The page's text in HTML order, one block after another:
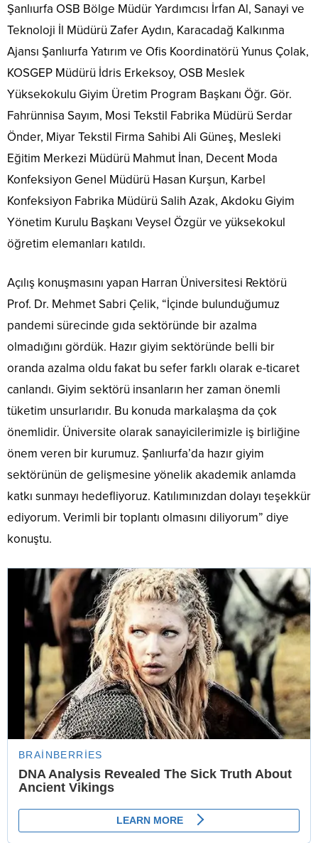
Şanlıurfa OSB Bölge Müdür Yardımcısı İrfan Al, Sanayi ve
Teknoloji İl Müdürü Zafer Aydın, Karacadağ Kalkınma
Ajansı Şanlıurfa Yatırım ve Ofis Koordinatörü Yunus Çolak,
KOSGEP Müdürü İdris Erkeksoy, OSB Meslek
Yüksekokulu Giyim Üretim Program Başkanı Öğr. Gör.
Fahrünnisa Sayım, Mosi Tekstil Fabrika Müdürü Serdar
Önder, Miyar Tekstil Firma Sahibi Ali Güneş, Mesleki
Eğitim Merkezi Müdürü Mahmut İnan, Decent Moda
Konfeksiyon Genel Müdürü Hasan Kurşun, Karbel
Konfeksiyon Fabrika Müdürü Salih Azak, Akdoku Giyim
Yönetim Kurulu Başkanı Veysel Özgür ve yüksekokul
öğretim elemanları katıldı.
Açılış konuşmasını yapan Harran Üniversitesi Rektörü
Prof. Dr. Mehmet Sabri Çelik, “İçinde bulunduğumuz
pandemi sürecinde gıda sektöründe bir azalma
olmadığını gördük. Hazır giyim sektöründe belli bir
oranda azalma oldu fakat bu sefer farklı olarak e-ticaret
canlandı. Giyim sektörü insanların her zaman önemli
tüketim unsurlarıdır. Bu konuda markalaşma da çok
önemlidir. Üniversite olarak sanayicilerimizle iş birliğine
önem veren bir kurumuz. Şanlıurfa’da hazır giyim
sektörünün de gelişmesine yönelik akademik anlamda
katkı sunmayı hedefliyoruz. Katılımınızdan dolayı teşekkür
ediyorum. Verimli bir toplantı olmasını diliyorum” diye
konuştu.